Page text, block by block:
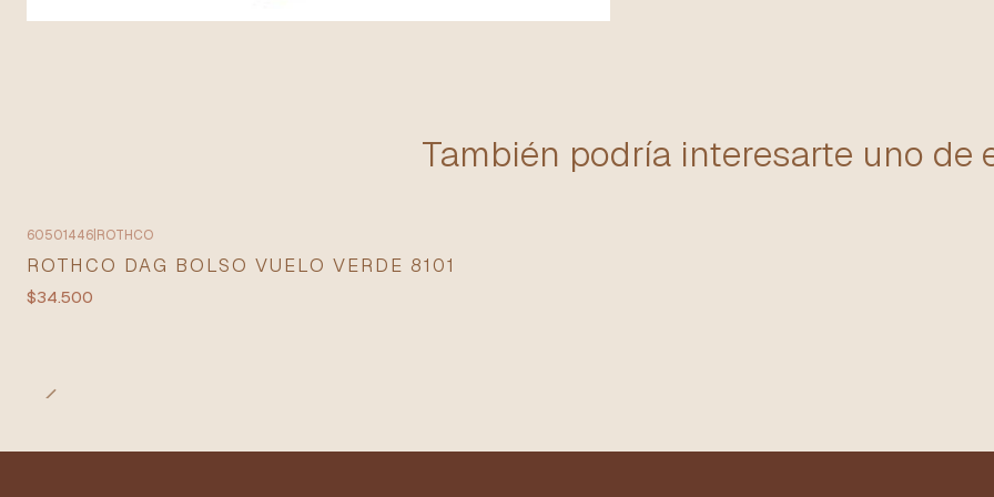
También podría interesarte uno de
60501446 ROTHCO
ROTHCO DAG BOLSO VUELO VERDE 8101
$34.500